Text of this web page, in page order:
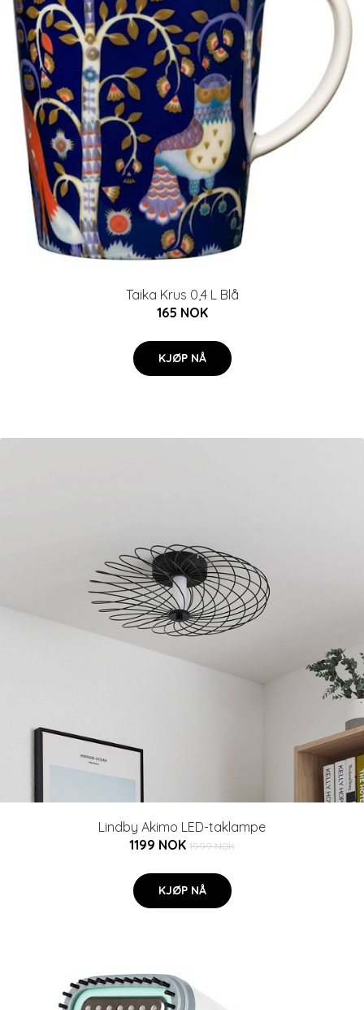
Taika Krus 0,4 L Blå
165 NOK
KJØP NÅ
Lindby Akimo LED-taklampe
1199 NOK 1999 NOK
KJØP NÅ